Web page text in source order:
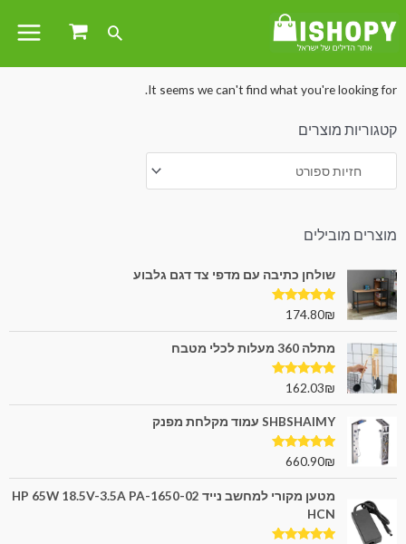
עמוד הבית /פנאי וספורט/
It seems we can't find what you're looking for.
קטגוריות מוצרים
מוצרים מובילים
שולחן כתיבה עם מדפי צד דגם גלבוע
דורג5.00
174.80₪
מתלה 360 מעלות לכלי מטבח
דורג5.00
162.03₪
SHBSHAIMY עמוד מקלחת מפנק
דורג5.00
660.90₪
מטען מקורי למחשב נייד HP 65W 18.5V-3.5A PA-1650-02
HCN